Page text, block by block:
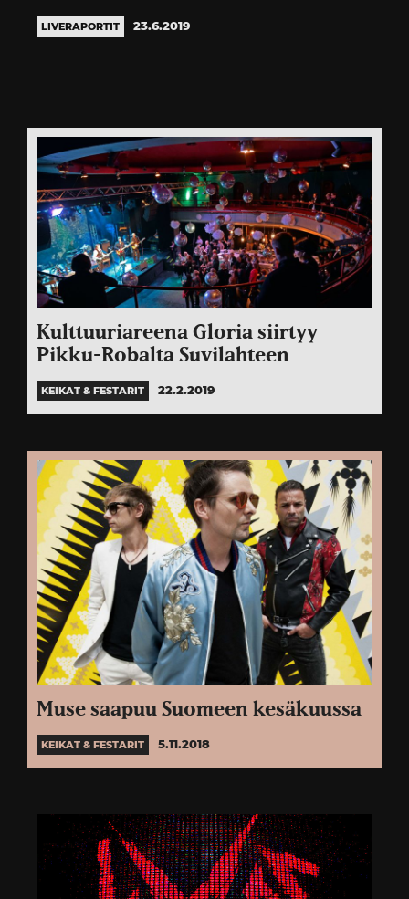
LIVERAPORTIT 23.6.2019
Kulttuuriareena Gloria siirtyy
Pikku-Robalta Suvilahteen
KEIKAT & FESTARIT 22.2.2019
Muse saapuu Suomeen kesäkuussa
KEIKAT & FESTARIT 5.11.2018